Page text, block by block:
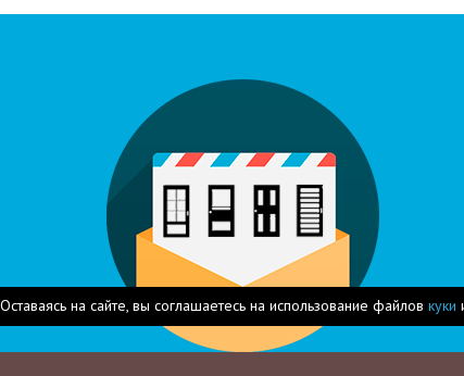
Оставаясь на сайте, вы соглашаетесь на использование файлов куки